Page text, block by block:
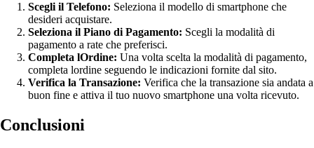
Scegli il Telefono: Seleziona il modello di smartphone che
desideri acquistare.
Seleziona il Piano di Pagamento: Scegli la modalità di
pagamento a rate che preferisci.
Completa lOrdine: Una volta scelta la modalità di pagamento,
completa lordine seguendo le indicazioni fornite dal sito.
Verifica la Transazione: Verifica che la transazione sia andata a
buon fine e attiva il tuo nuovo smartphone una volta ricevuto.
Conclusioni